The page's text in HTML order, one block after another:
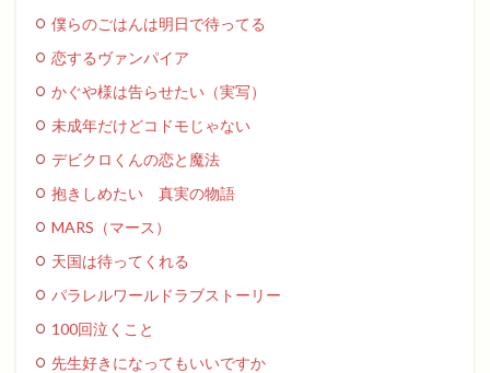
僕らのごはんは明日で待ってる
恋するヴァンパイア
かぐや様は告らせたい（実写）
未成年だけどコドモじゃない
デビクロくんの恋と魔法
抱きしめたい 真実の物語
MARS（マース）
天国は待ってくれる
パラレルワールドラブストーリー
100回泣くこと
先生好きになってもいいですか
検索